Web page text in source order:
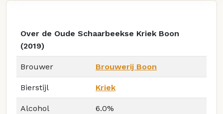
Over de Oude Schaarbeekse Kriek Boon
(2019)
Brouwer Brouwerij Boon
Bierstijl Kriek
Alcohol 6.0%